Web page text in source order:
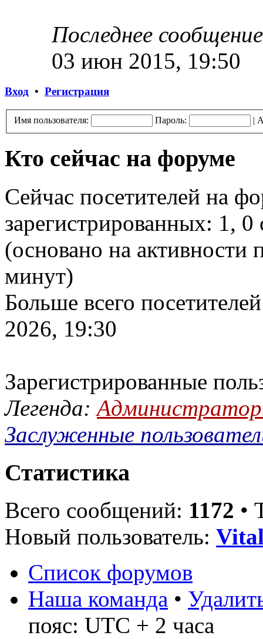
Последнее сообщение
03 июн 2015, 19:50
Вход • Регистрация
Имя пользователя: Пароль: |
Кто сейчас на форуме
Сейчас посетителей на
зарегистрированных: 1,
(основано на активности
минут)
Больше всего
2026, 19:30
Зарегистрированные
Легенда:
Заслуженные
Статистика
Всего сообщений: 1172 •
Новый пользователь:
Список форумов
Наша команда •
пояс: UTC + 2 часа